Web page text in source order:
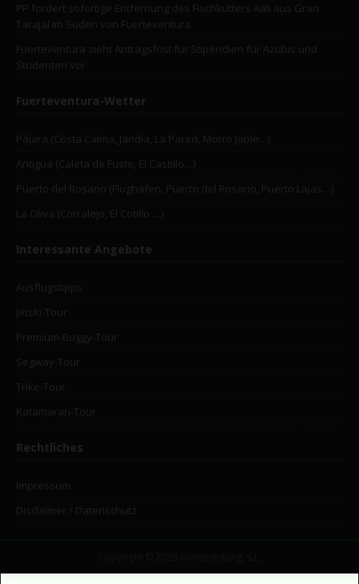
PP fordert sofortige Entfernung des Fischkutters Aali aus Gran
Tarajal im Süden von Fuerteventura
Fuerteventura zieht Antragsfrist für Stipendien für Azubis und
Studenten vor
Fuerteventura-Wetter
Pájara (Costa Calma, Jandia, La Pared, Morro Jable…)
Antigua (Caleta de Fuste, El Castillo…)
Puerto del Rosario (Flughafen, Puerto del Rosario, Puerto Lajas…)
La Oliva (Corralejo, El Cotillo …)
Interessante Angebote
Ausflugstipps
Jetski-Tour
Premium-Buggy-Tour
Segway-Tour
Trike-Tour
Katamaran-Tour
Rechtliches
Impressum
Disclaimer / Datenschutz